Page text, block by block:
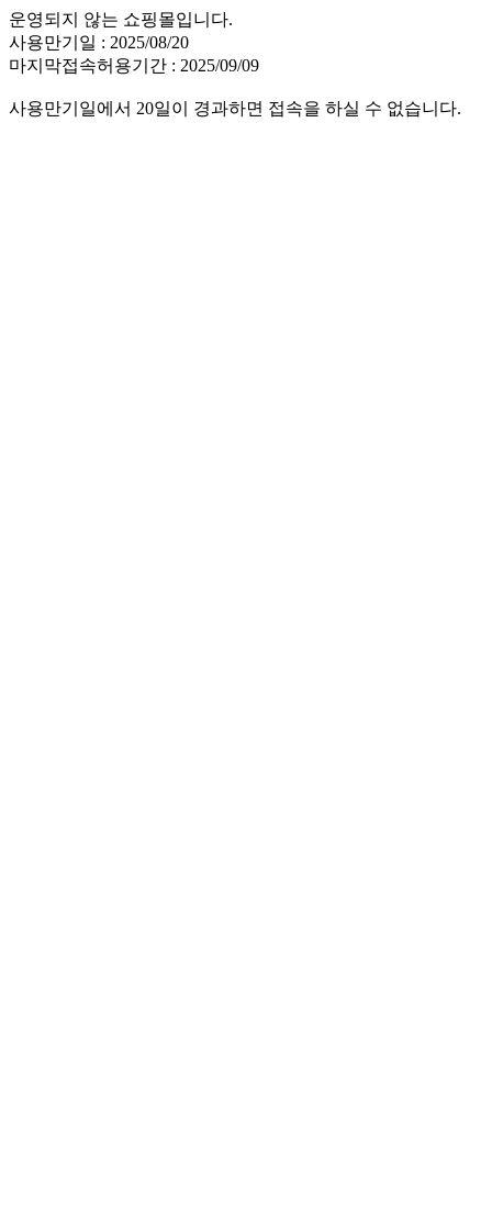
운영되지 않는 쇼핑몰입니다.
사용만기일 : 2025/08/20
마지막접속허용기간 : 2025/09/09
사용만기일에서 20일이 경과하면 접속을 하실 수 없습니다.